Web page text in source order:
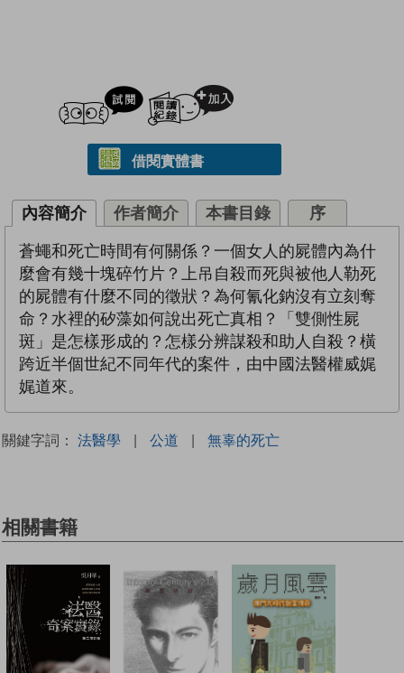
試閲
借閱實體書
內容簡介 作者簡介 本書目錄 序
蒼蠅和死亡時間有何關係？一個女人的屍體內為什
麼會有幾十塊碎竹片？上吊自殺而死與被他人勒死
的屍體有什麼不同的徵狀？為何氰化鈉沒有立刻奪
命？水裡的矽藻如何說出死亡真相？「雙側性屍
斑」是怎樣形成的？怎樣分辨謀殺和助人自殺？橫
跨近半個世紀不同年代的案件，由中國法醫權威娓
娓道來。
關鍵字詞： 法醫學 | 公道 | 無辜的死亡
相關書籍